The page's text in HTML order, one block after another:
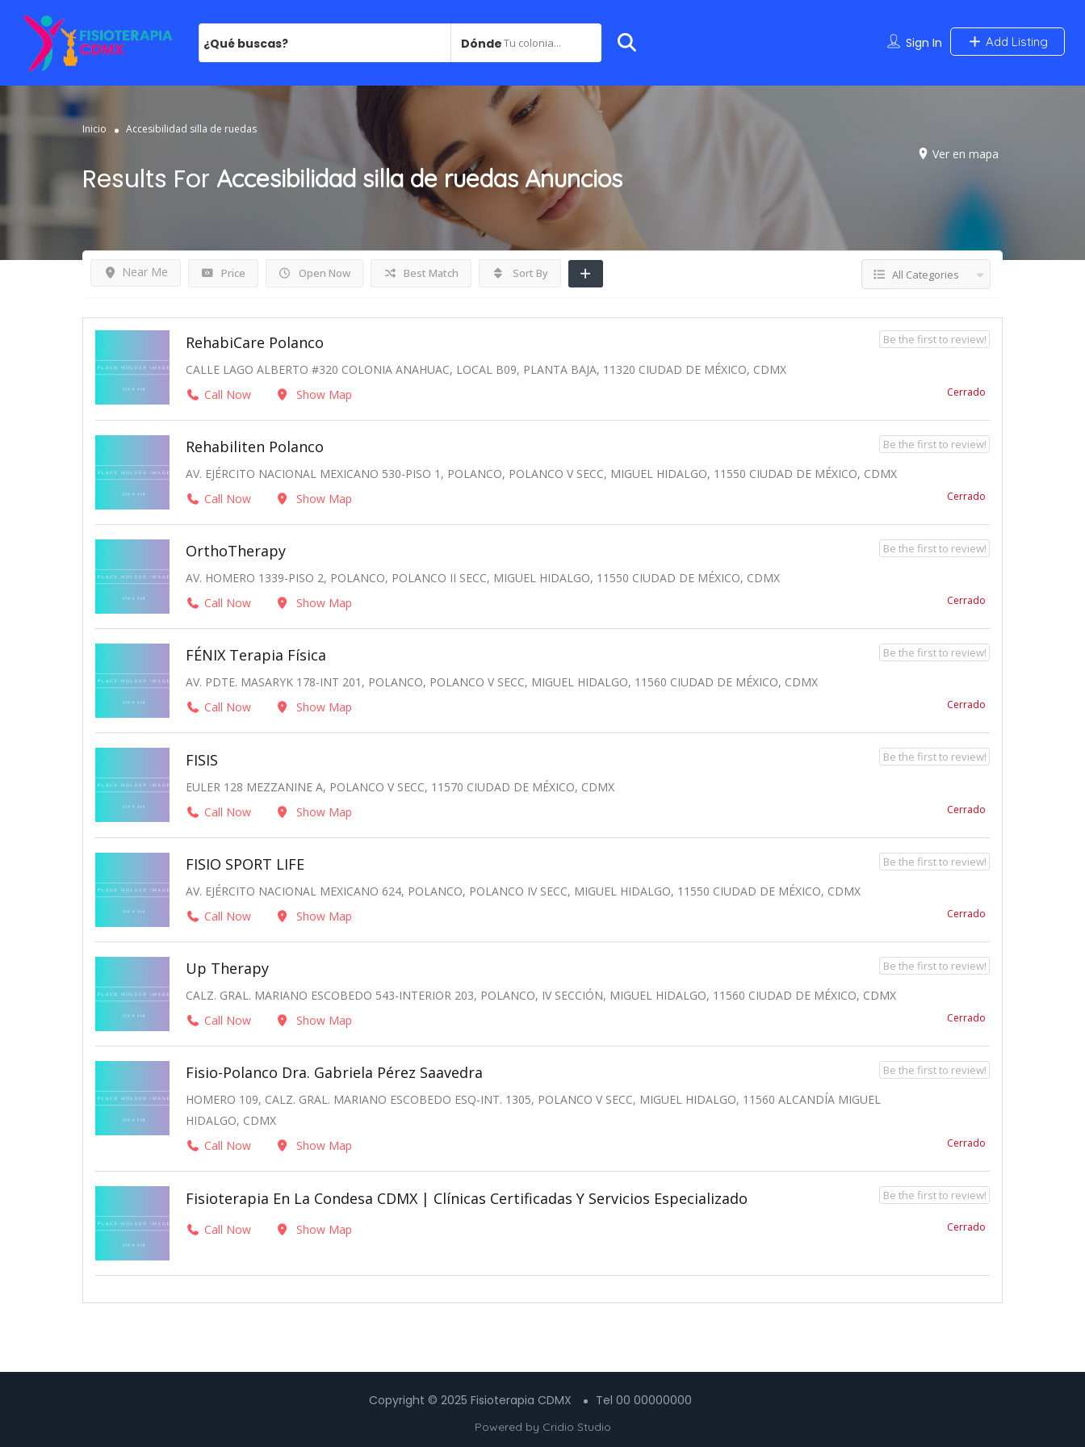
¿Qué buscas? DóndeTu colonia... Sign In Add Listing
Inicio Accesibilidad silla de ruedas
Ver en mapa
Results For Accesibilidad silla de ruedas Anuncios
Price Open Now
Near Me Best Match Sort By All Categories
RehabiCare Polanco
CALLE LAGO ALBERTO #320 COLONIA ANAHUAC, LOCAL B09, PLANTA BAJA, 11320 CIUDAD DE MÉXICO, CDMX
Call Now
Show Map Cerrado
Be the first to review!
Rehabiliten Polanco
AV. EJÉRCITO NACIONAL MEXICANO 530-PISO 1, POLANCO, POLANCO V SECC, MIGUEL HIDALGO, 11550 CIUDAD DE MÉXICO, CDMX
Call Now
Show Map Cerrado
Be the first to review!
OrthoTherapy
AV. HOMERO 1339-PISO 2, POLANCO, POLANCO II SECC, MIGUEL HIDALGO, 11550 CIUDAD DE MÉXICO, CDMX
Call Now
Show Map Cerrado
Be the first to review!
FÉNIX Terapia Física
AV. PDTE. MASARYK 178-INT 201, POLANCO, POLANCO V SECC, MIGUEL HIDALGO, 11560 CIUDAD DE MÉXICO, CDMX
Call Now
Show Map Cerrado
Be the first to review!
FISIS
EULER 128 MEZZANINE A, POLANCO V SECC, 11570 CIUDAD DE MÉXICO, CDMX
Call Now
Show Map Cerrado
Be the first to review!
FISIO SPORT LIFE
AV. EJÉRCITO NACIONAL MEXICANO 624, POLANCO, POLANCO IV SECC, MIGUEL HIDALGO, 11550 CIUDAD DE MÉXICO, CDMX
Call Now
Show Map Cerrado
Be the first to review!
Up Therapy
CALZ. GRAL. MARIANO ESCOBEDO 543-INTERIOR 203, POLANCO, IV SECCIÓN, MIGUEL HIDALGO, 11560 CIUDAD DE MÉXICO, CDMX
Call Now
Show Map Cerrado
Be the first to review!
Fisio-Polanco Dra. Gabriela Pérez Saavedra
HOMERO 109, CALZ. GRAL. MARIANO ESCOBEDO ESQ-INT. 1305, POLANCO V SECC, MIGUEL HIDALGO, 11560 ALCANDÍA MIGUEL
HIDALGO, CDMX
Call Now
Show Map Cerrado
Be the first to review!
Fisioterapia En La Condesa CDMX | Clínicas Certificadas Y Servicios Especializado
Call Now Show Map Cerrado
Be the first to review!
Copyright © 2025 Fisioterapia CDMX Tel 00 00000000
Powered by Cridio Studio